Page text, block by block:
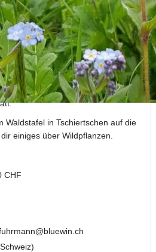
kennen lernen?
Kräuterführung. Die Führung
Waldstafel in Tschiertschen auf die
einiges über Wildpflanzen.
CHF